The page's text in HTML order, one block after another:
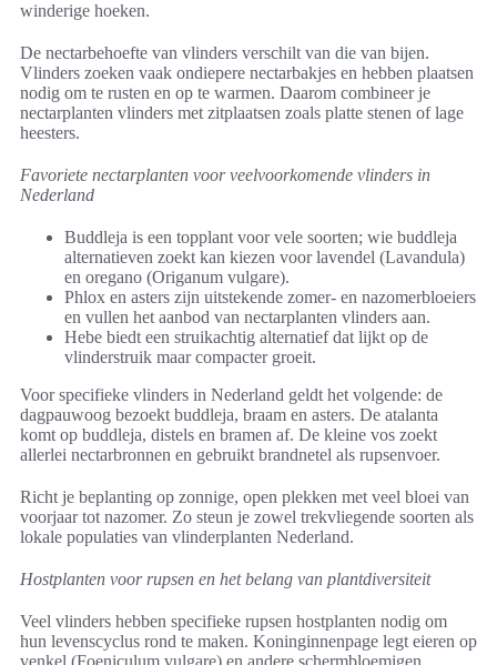
winderige hoeken.
De nectarbehoefte van vlinders verschilt van die van bijen.
Vlinders zoeken vaak ondiepere nectarbakjes en hebben plaatsen
nodig om te rusten en op te warmen. Daarom combineer je
nectarplanten vlinders met zitplaatsen zoals platte stenen of lage
heesters.
Favoriete nectarplanten voor veelvoorkomende vlinders in
Nederland
Buddleja is een topplant voor vele soorten; wie buddleja
alternatieven zoekt kan kiezen voor lavendel (Lavandula)
en oregano (Origanum vulgare).
Phlox en asters zijn uitstekende zomer- en nazomerbloeiers
en vullen het aanbod van nectarplanten vlinders aan.
Hebe biedt een struikachtig alternatief dat lijkt op de
vlinderstruik maar compacter groeit.
Voor specifieke vlinders in Nederland geldt het volgende: de
dagpauwoog bezoekt buddleja, braam en asters. De atalanta
komt op buddleja, distels en bramen af. De kleine vos zoekt
allerlei nectarbronnen en gebruikt brandnetel als rupsenvoer.
Richt je beplanting op zonnige, open plekken met veel bloei van
voorjaar tot nazomer. Zo steun je zowel trekvliegende soorten als
lokale populaties van vlinderplanten Nederland.
Hostplanten voor rupsen en het belang van plantdiversiteit
Veel vlinders hebben specifieke rupsen hostplanten nodig om
hun levenscyclus rond te maken. Koninginnenpage legt eieren op